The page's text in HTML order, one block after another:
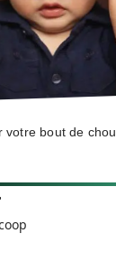
votre bout de chou